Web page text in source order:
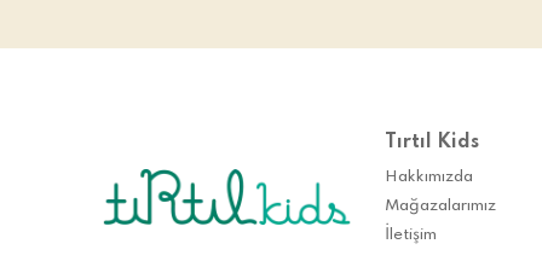
Tırtıl Kids
Hakkımızda
Mağazalarımız
İletişim